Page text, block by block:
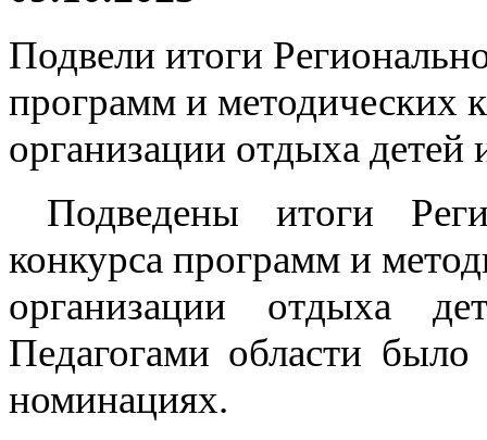
Подвели итоги
программ и методических
организации отдыха детей
Подведены итоги
конкурса программ и
организации отдыха
Педагогами области
номинациях.